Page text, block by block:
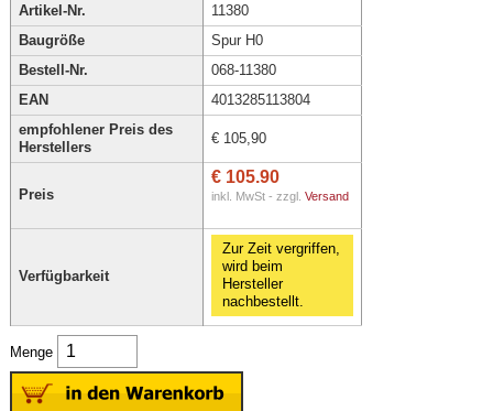
Artikel-Nr.
11380
Baugröße
Spur H0
Bestell-Nr.
068-11380
EAN
4013285113804
empfohlener Preis des
Herstellers
€ 105,90
Preis
€ 105.90
inkl. MwSt - zzgl. Versand
Verfügbarkeit
Zur Zeit vergriffen,
wird beim
Hersteller
nachbestellt.
Menge